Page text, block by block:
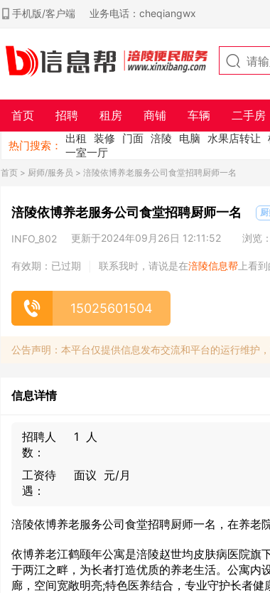
手机版/客户端 业务电话：cheqiangwx
首页 招聘 租房 商铺 车辆 二手房
热门搜索：
出租 装修 门面 涪陵 电脑 水果店转让
一室一厅
首页 > 厨师/服务员 > 涪陵依博养老服务公司食堂招聘厨师一名
涪陵依博养老服务公司食堂招聘厨师一名
INFO_802 更新于2024年09月26日 12:11:52 浏览
有效期：已过期 联系我时，请说是在涪陵信息帮 上看
15025601504
公告声明：本平台仅提供信息发布交流和平台的运行维护
信息详情
招聘人
数：
1 人
工资待
遇：
面议 元/月
涪陵依博养老服务公司食堂招聘厨师一名，在养老
依博养老江鹤颐年公寓是涪陵赵世均皮肤病医院旗
于两江之畔，为长者打造优质的养老生活。公寓内
廊，空间宽敞明亮;特色医养结合，专业守护长者